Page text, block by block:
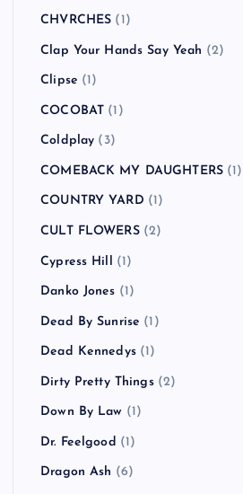
CHVRCHES (1)
Clap Your Hands Say Yeah (2)
Clipse (1)
COCOBAT (1)
Coldplay (3)
COMEBACK MY DAUGHTERS (1)
COUNTRY YARD (1)
CULT FLOWERS(2)
Cypress Hill (1)
Danko Jones (1)
Dead By Sunrise (1)
Dead Kennedys(1)
Dirty Pretty Things(2)
Down By Law (1)
Dr. Feelgood (1)
Dragon Ash (6)